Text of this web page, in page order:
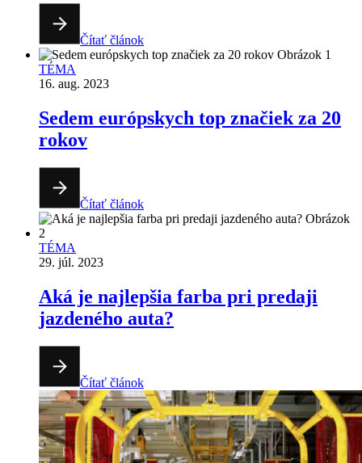
Čítať článok
TÉMA
16. aug. 2023
Sedem európskych top značiek za 20
rokov
Čítať článok
TÉMA
29. júl. 2023
Aká je najlepšia farba pri predaji
jazdeného auta?
Čítať článok